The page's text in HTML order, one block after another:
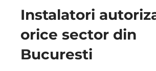
Instalatori
orice sector din
Bucuresti